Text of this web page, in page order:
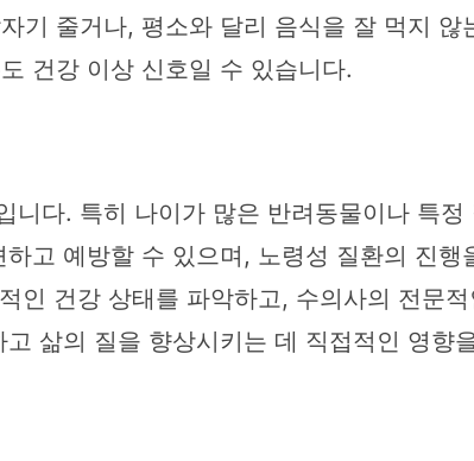
기 줄거나, 평소와 달리 음식을 잘 먹지
건강 이상 신호일 수 있습니다.
다. 특히 나이가 많은 반려동물이나 특
고 예방할 수 있으며, 노령성 질환의 진
인 건강 상태를 파악하고, 수의사의 전문
삶의 질을 향상시키는 데 직접적인 영향